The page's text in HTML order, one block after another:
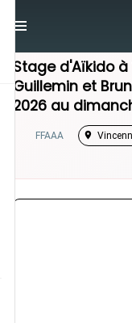
Stage d'Aïkido à
Guillemin et
2026 au
FFAAA